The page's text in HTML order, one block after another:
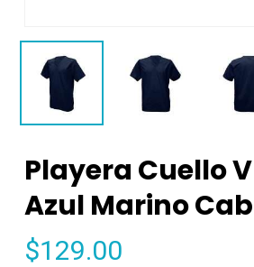
Playera Cuello
Azul Marino
$129.00